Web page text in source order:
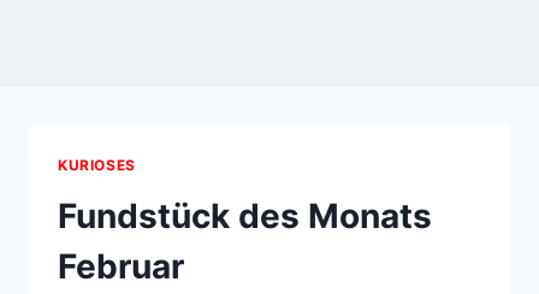
KURIOSES
Fundstück des Monats
Februar